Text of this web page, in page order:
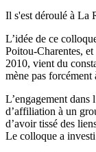
Il s'est déroulé à La
L’idée de ce
Poitou-Charentes,
2010, vient du
mène pas forcément
L’engagement dans
d’affiliation à un
d’avoir tissé des
Le colloque a